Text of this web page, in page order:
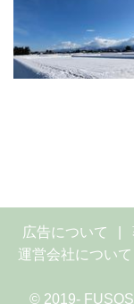
広告について
運営会社について
© 2019-